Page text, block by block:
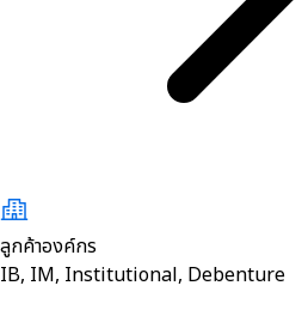
ลูกค้าองค์กร
IB, IM, Institutional, Debenture